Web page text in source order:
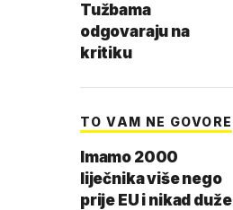
Tužbama
odgovaraju na
kritiku
TO VAM NE GOVORE
Imamo 2000
liječnika više nego
prije EU i nikad duže